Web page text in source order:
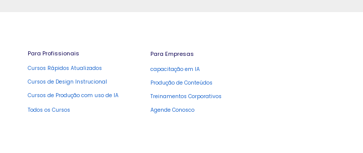
Para Profissionais
Cursos Rápidos Atualizados
Cursos de Design Instrucional
Cursos de Produção com uso de IA
Todos os Cursos
Para Empresas
capacitação em IA
Produção de Conteúdos
Treinamentos Corporativos
Agende Conosco